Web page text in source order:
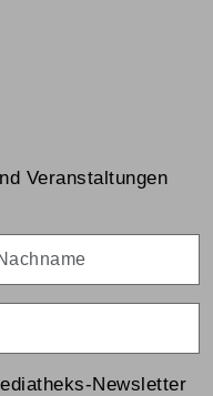
Veranstaltungen
Newsletter